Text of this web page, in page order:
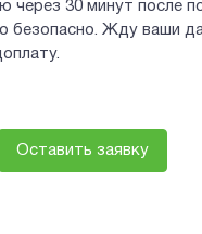
через 30 минут после
безопасно. Жду ваши
Оставить заявку